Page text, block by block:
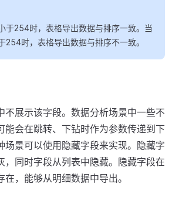
于254时，表格导出数据与排序一致。当
254时，表格导出数据与排序不一致。
不展示该字段。数据分析场景中一些不
能会在跳转、下钻时作为参数传递到下
场景可以使用隐藏字段来实现。隐藏字
，同时字段从列表中隐藏。隐藏字段在
，能够从明细数据中导出。